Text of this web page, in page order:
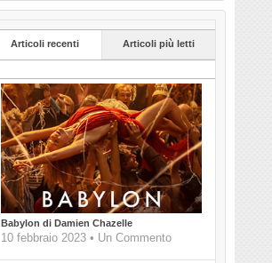
Articoli recenti Articoli più letti
Babylon di Damien Chazelle
10 febbraio 2023 • Un Commento